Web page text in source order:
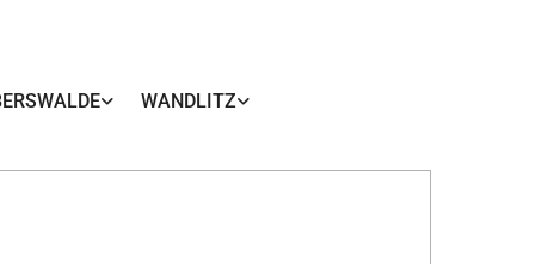
WANDLITZ